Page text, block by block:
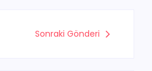
Sonraki Gönderi